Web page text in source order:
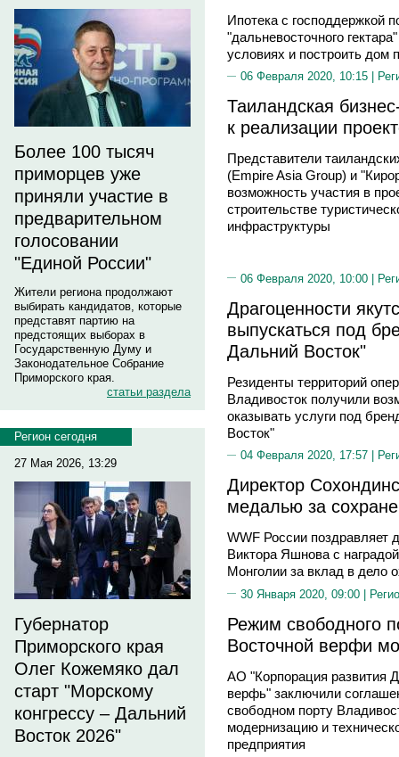
Более 100 тысяч
приморцев уже
приняли участие в
предварительном
голосовании
"Единой России"
Жители региона продолжают
выбирать кандидатов, которые
представят партию на
предстоящих выборах в
Государственную Думу и
Законодательное Собрание
Приморского края.
статьи раздела
Регион сегодня
27 Мая 2026, 13:29
Губернатор
Приморского края
Олег Кожемяко дал
старт "Морскому
конгрессу – Дальний
Восток 2026"
Ипотека с господдержкой
"дальневосточного
условиях и построить дом
06 Февраля 2020, 10:15 |
Таиландская
к реализации
Представители
(Empire Asia Group) и
возможность участия в
строительстве
инфраструктуры
06 Февраля 2020, 10:00 |
Драгоценности
выпускаться под
Дальний Восток"
Резиденты территорий
Владивосток получили
оказывать услуги под
Восток"
04 Февраля 2020, 17:57 |
Директор
медалью за
WWF России поздравляет
Виктора Яшнова с
Монголии за вклад в дело
30 Января 2020, 09:00 |
Режим свободного
Восточной верфи
АО "Корпорация развития
верфь" заключили
свободном порту
модернизацию и
предприятия